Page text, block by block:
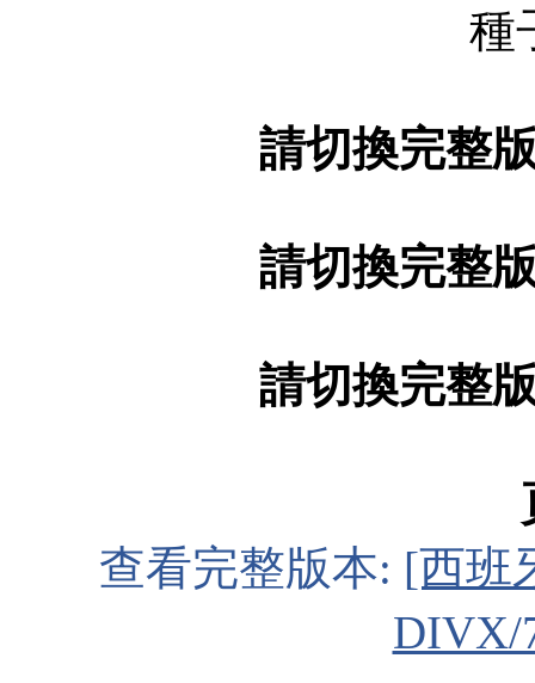
種
請切換完整
請切換完整
請切換完整
查看完整版本: [西班
DIVX/